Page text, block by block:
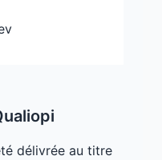
délivrée au titre